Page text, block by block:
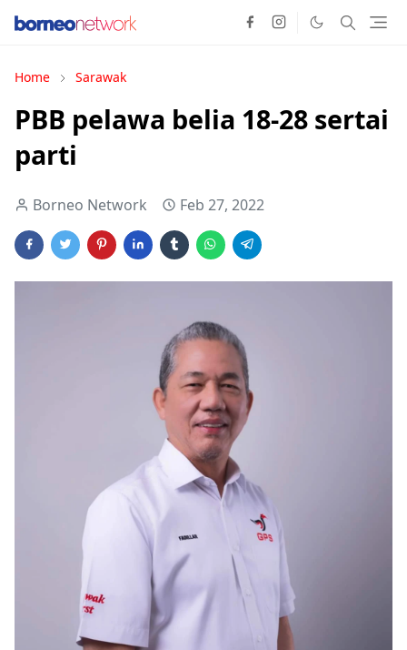
Home Sarawak
PBB pelawa belia 18-28 sertai
parti
Borneo Network Feb 27, 2022